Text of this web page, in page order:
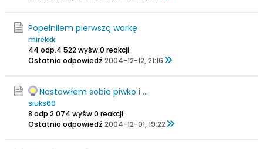
Popełniłem pierwszą warkę
mirekkk
44 odp.4 522 wyśw.0 reakcji
Ostatnia odpowiedź 2004-12-12, 21:16
Nastawiłem sobie piwko i ...
siuks69
8 odp.2 074 wyśw.0 reakcji
Ostatnia odpowiedź 2004-12-01, 19:22